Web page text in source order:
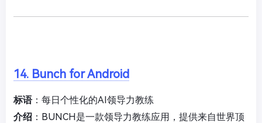
14. Bunch for Android
标语：每日个性化的AI领导力教练
介绍 ：BUNCH是一款领导力教练应用，提供来自世界顶